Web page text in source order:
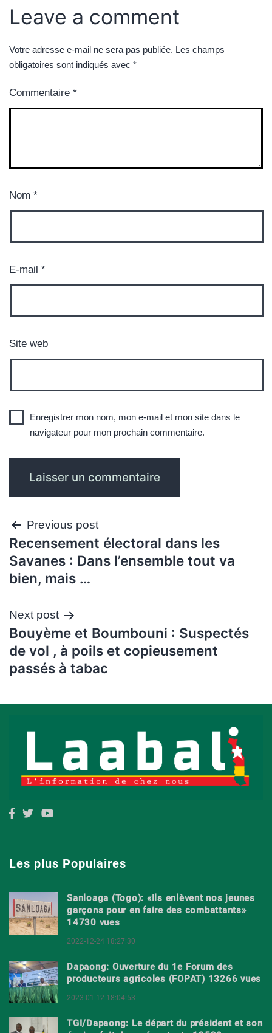
Leave a comment
Votre adresse e-mail ne sera pas publiée. Les champs
obligatoires sont indiqués avec *
Commentaire *
Nom *
E-mail *
Site web
Enregistrer mon nom, mon e-mail et mon site dans le
navigateur pour mon prochain commentaire.
Navigation
de
l’article
Previous post
Recensement électoral dans les
Savanes : Dans l’ensemble tout va
bien, mais …
Next post
Bouyème et Boumbouni : Suspectés
de vol , à poils et copieusement
passés à tabac
Les plus Populaires
Sanloaga (Togo): «Ils enlèvent nos jeunes
garçons pour en faire des combattants»
14730 vues
2022-12-24 18:27:30
Dapaong: Ouverture du 1e Forum des
producteurs agricoles (FOPAT) 13266 vues
2023-01-12 18:04:53
TGI/Dapaong: Le départ du président et son